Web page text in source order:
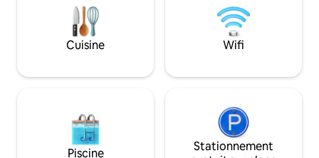
de 150 x 200 cm. Ses différents types de
décoration (fonctionnelle,
méditerranéenne ou sophistiquée)
créent dans les chambres un style
cathédrale sont à
quelques mètres
typique pour les
autonome : VUT-
Cuisine Wifi
Piscine
Stationnement